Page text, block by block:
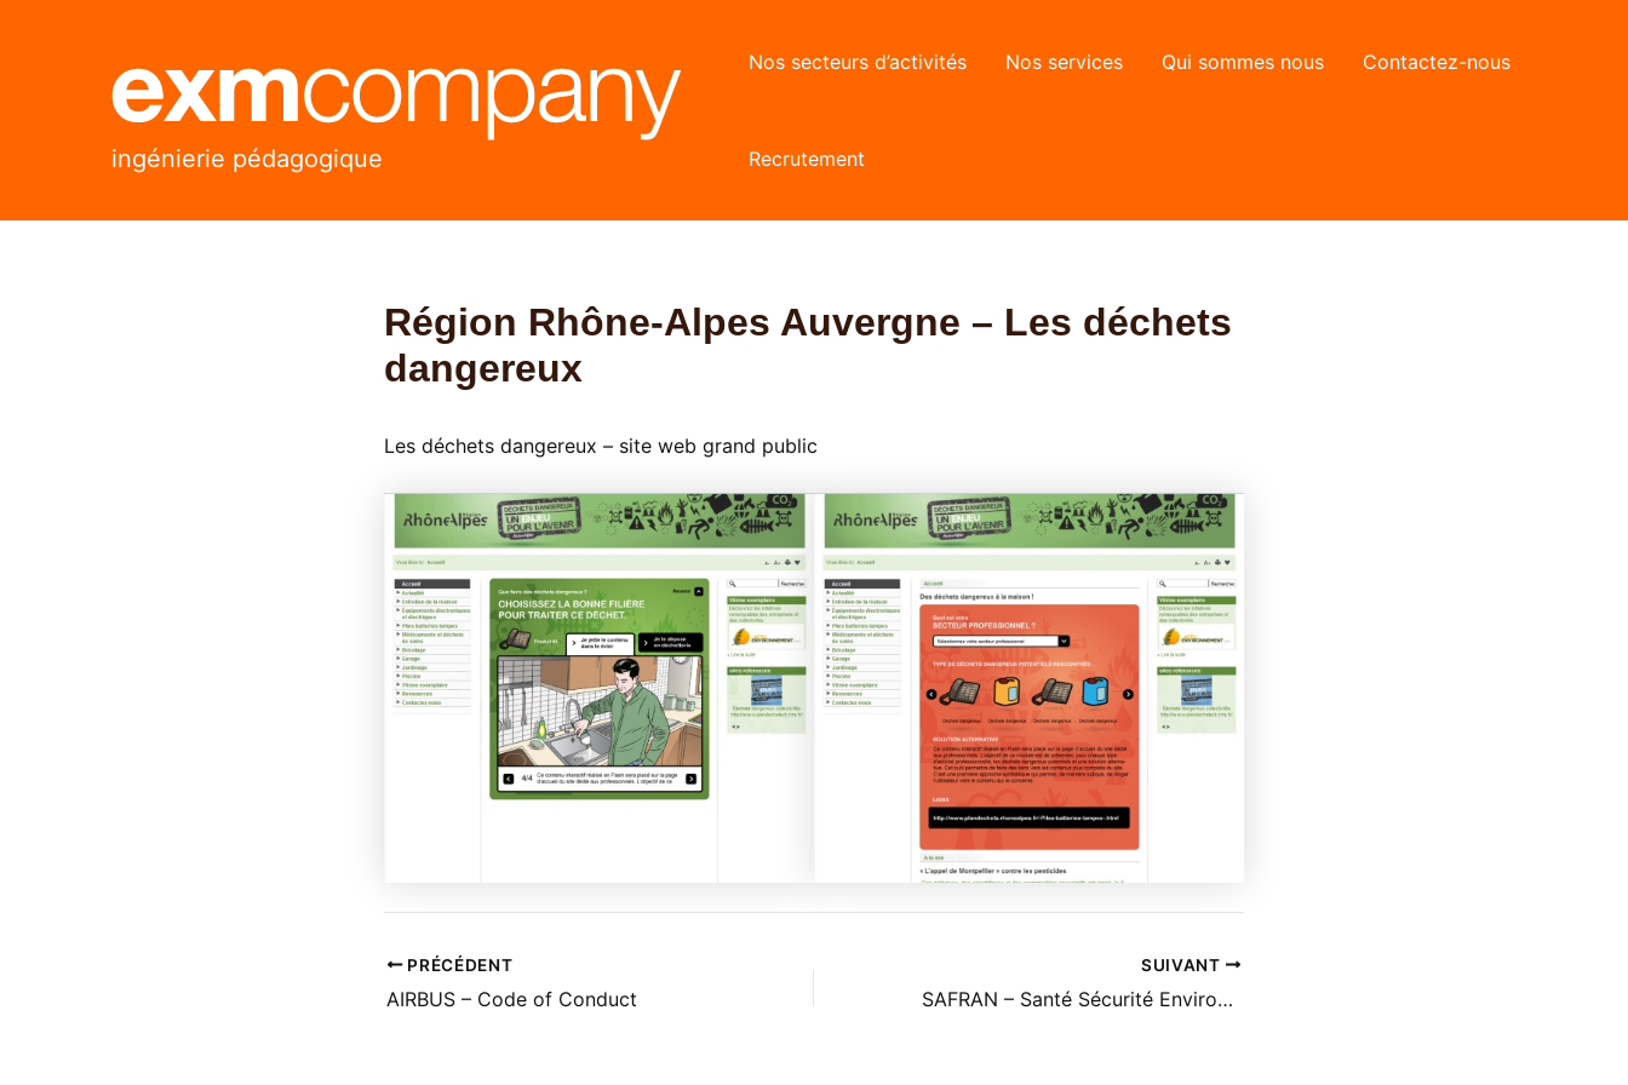
ingénierie pédagogique
Nos secteurs d’activités Nos services Qui sommes nous Contactez-nous
Recrutement
Région Rhône-Alpes Auvergne – Les déchets
dangereux
Les déchets dangereux – site web grand public
articles
PRÉCÉDENT
AIRBUS – Code of Conduct
SUIVANT
SAFRAN – Santé Sécurité Environnement